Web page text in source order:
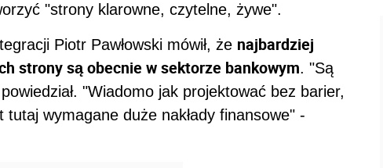
"strony klarowne, czytelne, żywe".
Piotr Pawłowski mówił, że najbardziej
strony są obecnie w sektorze bankowym. "Są
"Wiadomo jak projektować bez barier,
wymagane duże nakłady finansowe" -